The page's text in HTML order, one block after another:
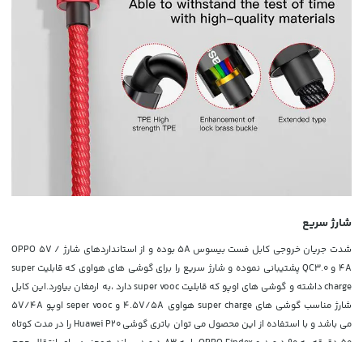
شارژ سریع
شدت جریان خروجی کابل فست بیسوس 5A بوده و از استانداردهای شارژ OPPO 5V /
4A و QC3.0 پشتیبانی نموده و شارژ سریع را برای گوشی های هواوی که قابلیت super
charge داشته و گوشی های اوپو که قابلیت super vooc دارد ،به ارمغان بیاورد.
این کابل
شارژ مناسب گوشی های super charge هواوی 4.5V/5A و seper vooc اوپو 5V/4A
می باشد و با استفاده از این محصول می توان باتری گوشی
Huawei P20 را در مدت کوتاه